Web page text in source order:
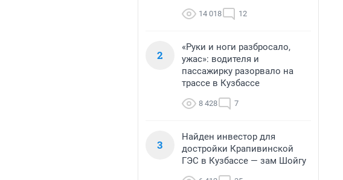
14 018 12
2
«Руки и ноги разбросало,
ужас»: водителя и
пассажирку разорвало на
трассе в Кузбассе
8 428 7
3
Найден инвестор для
достройки Крапивинской
ГЭС в Кузбассе — зам Шойгу